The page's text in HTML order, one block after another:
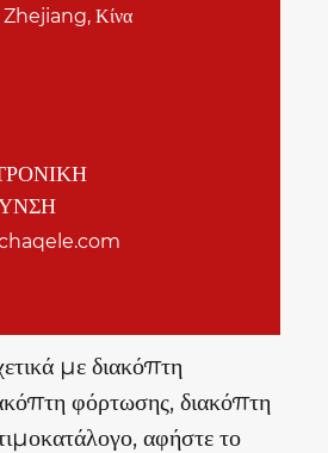
Zhejiang, Κίνα
με διακόπτη
φόρτωσης, διακόπτη
αφήστε το